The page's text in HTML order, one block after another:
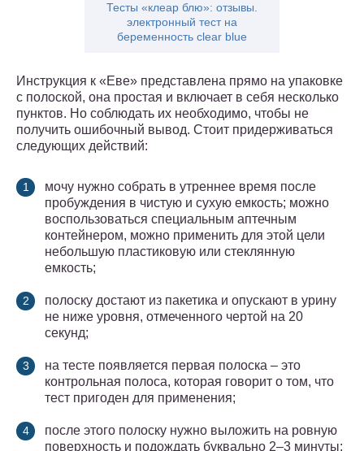
Тесты «клеар блю»: отзывы.
электронный тест на
беременность clear blue
Инструкция к «Еве» представлена прямо на упаковке
с полоской, она простая и включает в себя несколько
пунктов. Но соблюдать их необходимо, чтобы не
получить ошибочный вывод. Стоит придерживаться
следующих действий:
мочу нужно собрать в утреннее время после
пробуждения в чистую и сухую емкость; можно
воспользоваться специальным аптечным
контейнером, можно применить для этой цели
небольшую пластиковую или стеклянную
емкость;
полоску достают из пакетика и опускают в урину
не ниже уровня, отмеченного чертой на 20
секунд;
на тесте появляется первая полоска – это
контрольная полоса, которая говорит о том, что
тест пригоден для применения;
после этого полоску нужно выложить на ровную
поверхность и подождать буквально 2–3 минуты;